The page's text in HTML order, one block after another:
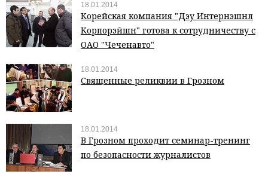
18.01.2014
Корейская компания "Дэу Интернэшнл
Корпорэйшн" готова к сотрудничеству с
ОАО "Чеченавто"
18.01.2014
Священные реликвии в Грозном
18.01.2014
В Грозном проходит семинар-тренинг
по безопасности журналистов